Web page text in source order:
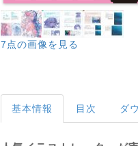
7点の画像を見る
基本情報 目次 ダ